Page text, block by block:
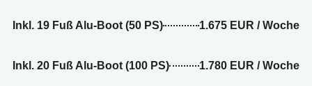
Inkl. 19 Fuß Alu-Boot (50 PS) 1.675 EUR / Woche
Inkl. 20 Fuß Alu-Boot (100 PS) 1.780 EUR / Woche